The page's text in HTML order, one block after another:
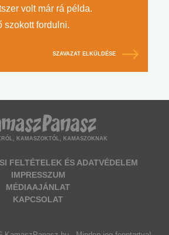
volt már rá példa.
szokott fordulni.
SZAVAZAT ELKÜLDÉSE
KAMASZOKTÓL, KAMASZOKNAK
FELTÉTELEK ÉS ADATVÉDELEM
IMPRESSZUM
MÉDIAAJÁNLAT
KAPCSOLAT